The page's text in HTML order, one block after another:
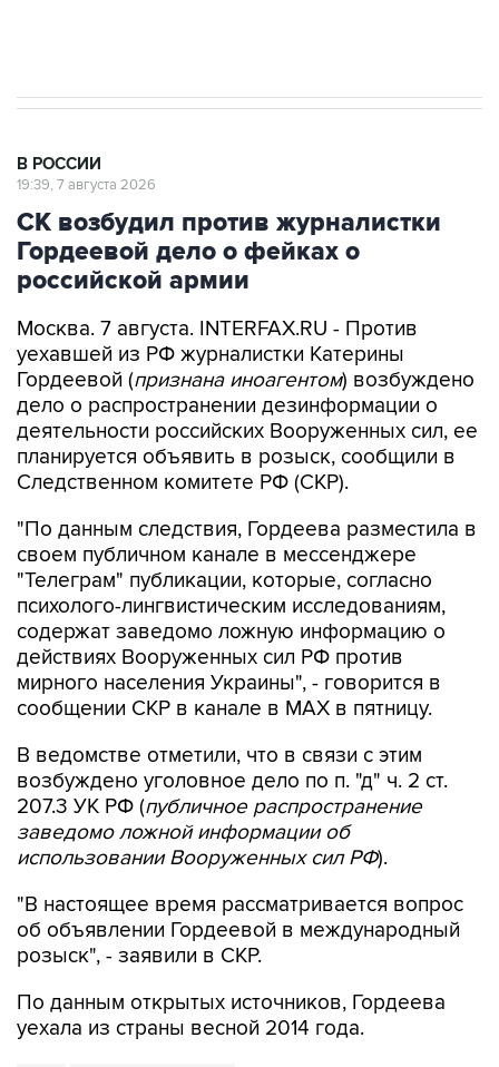
В РОССИИ
19:39, 7 августа 2026
СК возбудил против журналистки
Гордеевой дело о фейках о
российской армии
Москва. 7 августа. INTERFAX.RU - Против
уехавшей из РФ журналистки Катерины
Гордеевой (признана иноагентом) возбуждено
дело о распространении дезинформации о
деятельности российских Вооруженных сил, ее
планируется объявить в розыск, сообщили в
Следственном комитете РФ (СКР).
"По данным следствия, Гордеева разместила в
своем публичном канале в мессенджере
"Телеграм" публикации, которые, согласно
психолого-лингвистическим исследованиям,
содержат заведомо ложную информацию о
действиях Вооруженных сил РФ против
мирного населения Украины", - говорится в
сообщении СКР в канале в MAX в пятницу.
В ведомстве отметили, что в связи с этим
возбуждено уголовное дело по п. "д" ч. 2 ст.
207.3 УК РФ (публичное распространение
заведомо ложной информации об
использовании Вооруженных сил РФ).
"В настоящее время рассматривается вопрос
об объявлении Гордеевой в международный
розыск", - заявили в СКР.
По данным открытых источников, Гордеева
уехала из страны весной 2014 года.